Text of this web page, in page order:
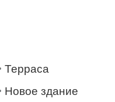
Терраса
Новое здание